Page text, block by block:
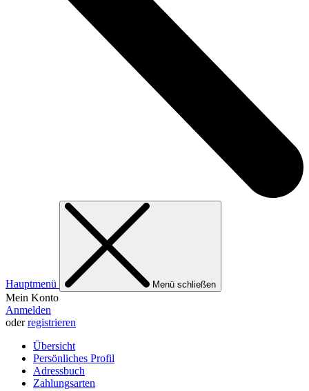
Hauptmenü Menü schließen
Mein Konto
Anmelden
oderregistrieren
Übersicht
Persönliches Profil
Adressbuch
Zahlungsarten